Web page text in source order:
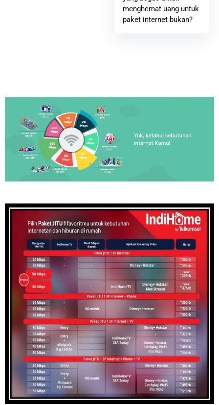
menghemat uang untuk
paket internet bukan?